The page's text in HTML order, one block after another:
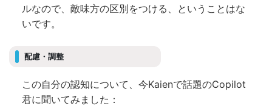
ルなので、敵味方の区別をつける、ということはな
いです。
配慮・調整
この自分の認知について、今Kaienで話題のCopilot
君に聞いてみました：